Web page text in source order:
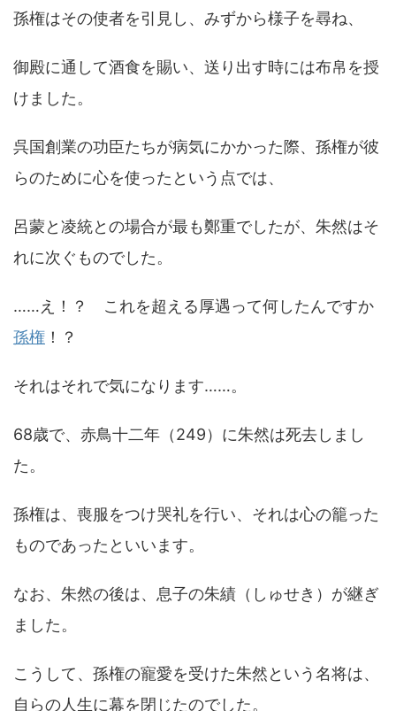
孫権はその使者を引見し、みずから様子を尋ね、
御殿に通して酒食を賜い、送り出す時には布帛を授
けました。
呉国創業の功臣たちが病気にかかった際、孫権が彼
らのために心を使ったという点では、
呂蒙と凌統との場合が最も鄭重でしたが、朱然はそ
れに次ぐものでした。
……え！？ これを超える厚遇って何したんですか
孫権 ！？
それはそれで気になります……。
68歳で、赤鳥十二年（249）に朱然は死去しまし
た。
孫権は、喪服をつけ哭礼を行い、それは心の籠った
ものであったといいます。
なお、朱然の後は、息子の朱績（しゅせき）が継ぎ
ました。
こうして、孫権の寵愛を受けた朱然という名将は、
自らの人生に幕を閉じたのでした。